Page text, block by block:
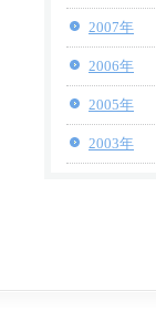
2007年
2006年
2005年
2003年